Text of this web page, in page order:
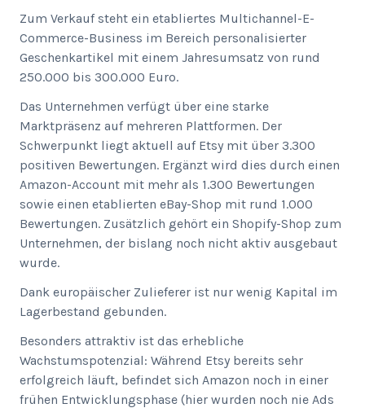
Zum Verkauf steht ein etabliertes Multichannel-E-
Commerce-Business im Bereich personalisierter
Geschenkartikel mit einem Jahresumsatz von rund
250.000 bis 300.000 Euro.
Das Unternehmen verfügt über eine starke
Marktpräsenz auf mehreren Plattformen. Der
Schwerpunkt liegt aktuell auf Etsy mit über 3.300
positiven Bewertungen. Ergänzt wird dies durch einen
Amazon-Account mit mehr als 1.300 Bewertungen
sowie einen etablierten eBay-Shop mit rund 1.000
Bewertungen. Zusätzlich gehört ein Shopify-Shop zum
Unternehmen, der bislang noch nicht aktiv ausgebaut
wurde.
Dank europäischer Zulieferer ist nur wenig Kapital im
Lagerbestand gebunden.
Besonders attraktiv ist das erhebliche
Wachstumspotenzial: Während Etsy bereits sehr
erfolgreich läuft, befindet sich Amazon noch in einer
frühen Entwicklungsphase (hier wurden noch nie Ads